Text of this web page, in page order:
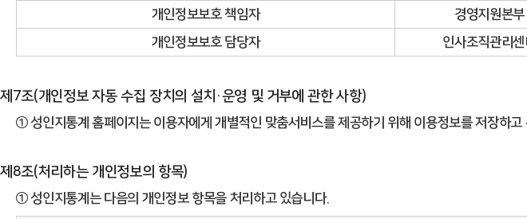
개인정보보호 책임자 경영지원본부
개인정보보호 담당자
인사조직관리센
제7조(개인정보 자동 수집 장치의 설치·운영 및 거부에 관한 사항)
① 성인지통계 홈페이지는 이용자에게 개별적인 맞춤서비스를 제공하기 위해 이용정보를 저장하
제8조(처리하는 개인정보의 항목)
① 성인지통계는 다음의 개인정보 항목을 처리하고 있습니다.